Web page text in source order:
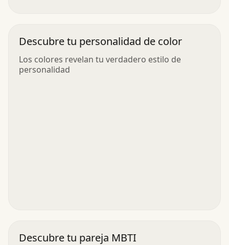
Descubre tu personalidad de color
Los colores revelan tu verdadero estilo de
personalidad
Descubre tu pareja MBTI